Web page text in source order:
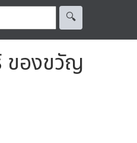
🔍︎
ของขวัญ